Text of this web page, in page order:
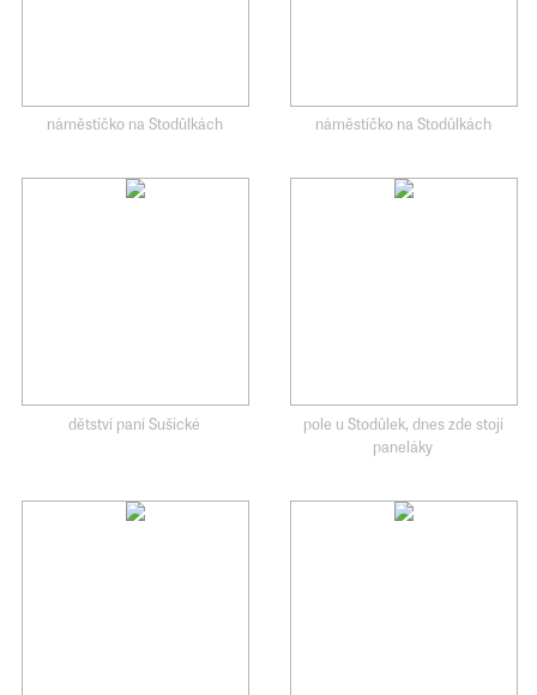
náměstíčko na Stodůlkách náměstíčko na Stodůlkách
dětství paní Sušické
pole u Stodůlek, dnes zde stojí
paneláky